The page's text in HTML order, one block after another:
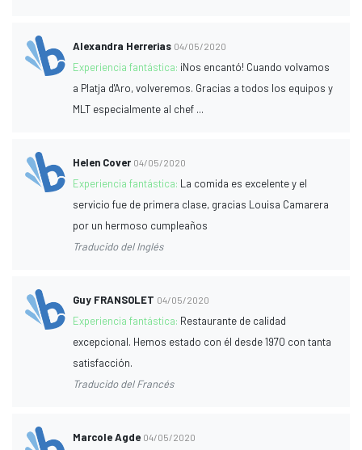
Alexandra Herrerias 04/05/2020
Experiencia fantástica: ¡Nos encantó! Cuando volvamos
a Platja d'Aro, volveremos. Gracias a todos los equipos y
MLT especialmente al chef ...
Helen Cover 04/05/2020
Experiencia fantástica: La comida es excelente y el
servicio fue de primera clase, gracias Louisa Camarera
por un hermoso cumpleaños
Traducido del Inglés
Guy FRANSOLET 04/05/2020
Experiencia fantástica: Restaurante de calidad
excepcional. Hemos estado con él desde 1970 con tanta
satisfacción.
Traducido del Francés
Marcole Agde 04/05/2020